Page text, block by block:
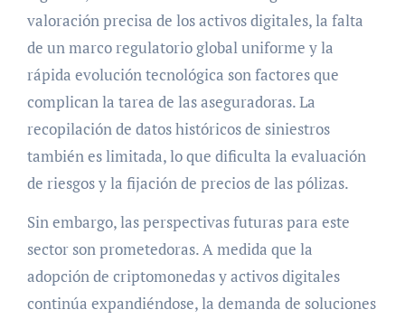
valoración precisa de los activos digitales, la falta
de un marco regulatorio global uniforme y la
rápida evolución tecnológica son factores que
complican la tarea de las aseguradoras. La
recopilación de datos históricos de siniestros
también es limitada, lo que dificulta la evaluación
de riesgos y la fijación de precios de las pólizas.
Sin embargo, las perspectivas futuras para este
sector son prometedoras. A medida que la
adopción de criptomonedas y activos digitales
continúa expandiéndose, la demanda de soluciones